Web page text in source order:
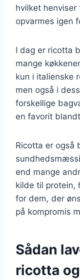
hvilket
opvarmes igen
I dag er ricotta
mange
kun i italienske
men også i
forskellige
en favorit
Ricotta er også
end mange
kilde til protein,
for dem, der
på kompromis
Sådan
ricotta